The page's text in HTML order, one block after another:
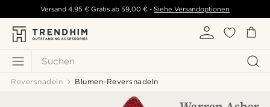
Suchen
Versand 4,95 € Gratis ab 59,00 € - Siehe Versandoptionen
Reversnadeln Blumen-Reversnadeln